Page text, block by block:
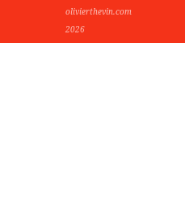
olivierthevin.com
2026